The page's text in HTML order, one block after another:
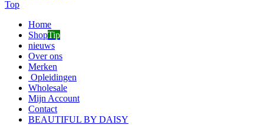
Home
ShopTip
nieuws
Over ons
Merken
Opleidingen
Wholesale
Mijn Account
Contact
BEAUTIFUL BY DAISY